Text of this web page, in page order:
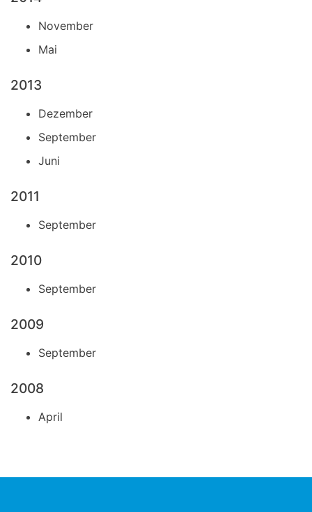
November
Mai
2013
Dezember
September
Juni
2011
September
2010
September
2009
September
2008
April